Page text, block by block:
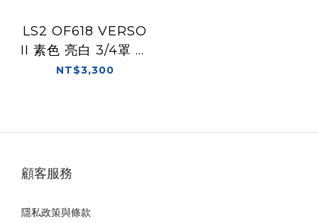
LS2 OF618 VERSO
II 素色 亮白 3/4罩 安
全帽 西班牙
NT$3,300
顧客服務
隱私政策與條款